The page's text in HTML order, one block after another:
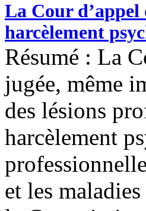
La Cour
harcèlement
Résumé : La
jugée, même
des lésions
harcèlement
et les